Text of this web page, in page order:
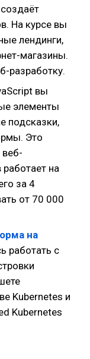
На курсе вы
лендинги,
магазины.
разработку.
вы
элементы
подсказки,
Это
на
за 4
от 70 000
на
работать с
Kubernetes и
Kubernetes